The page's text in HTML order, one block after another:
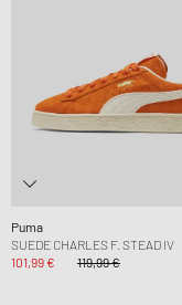
Puma
SUEDE CHARLES F. STEAD IV
101,99 €
119,99 €